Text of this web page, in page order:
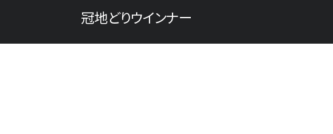
冠地どりウインナー